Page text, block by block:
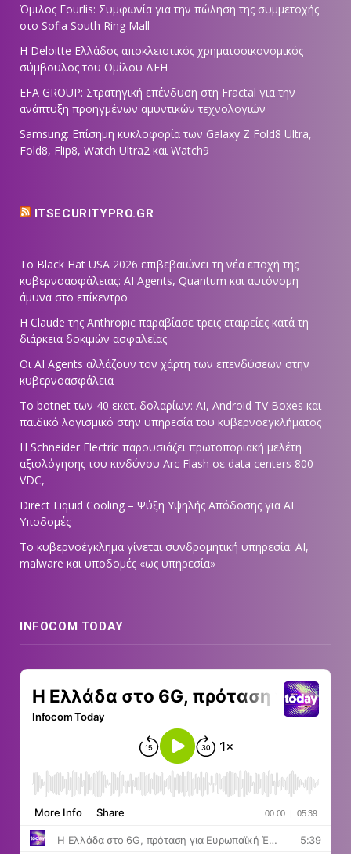
Όμιλος Fourlis: Συμφωνία για την πώληση της συμμετοχής
στο Sofia South Ring Mall
Η Deloitte Ελλάδος αποκλειστικός χρηματοοικονομικός
σύμβουλος του Ομίλου ΔΕΗ
EFA GROUP: Στρατηγική επένδυση στη Fractal για την
ανάπτυξη προηγμένων αμυντικών τεχνολογιών
Samsung: Επίσημη κυκλοφορία των Galaxy Z Fold8 Ultra,
Fold8, Flip8, Watch Ultra2 και Watch9
ITSECURITYPRO.GR
Το Black Hat USA 2026 επιβεβαιώνει τη νέα εποχή της
κυβερνοασφάλειας: AI Agents, Quantum και αυτόνομη
άμυνα στο επίκεντρο
Η Claude της Anthropic παραβίασε τρεις εταιρείες κατά τη
διάρκεια δοκιμών ασφαλείας
Οι AI Agents αλλάζουν τον χάρτη των επενδύσεων στην
κυβερνοασφάλεια
Το botnet των 40 εκατ. δολαρίων: AI, Android TV Boxes και
παιδικό λογισμικό στην υπηρεσία του κυβερνοεγκλήματος
Η Schneider Electric παρουσιάζει πρωτοποριακή μελέτη
αξιολόγησης του κινδύνου Arc Flash σε data centers 800
VDC,
Direct Liquid Cooling – Ψύξη Υψηλής Απόδοσης για AI
Υποδομές
Το κυβερνοέγκλημα γίνεται συνδρομητική υπηρεσία: AI,
malware και υποδομές «ως υπηρεσία»
INFOCOM TODAY